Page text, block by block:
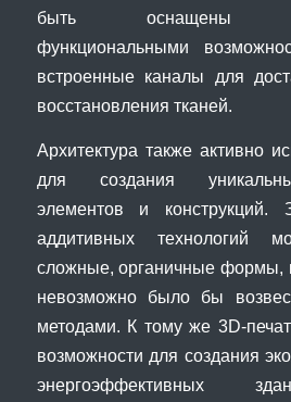
быть оснащены
функциональными
встроенные каналы для
восстановления тканей.
Архитектура также активно
для создания
элементов и
аддитивных технологий
сложные, органичные формы,
невозможно было бы
методами. К тому же 3D-
возможности для создания
энергоэффективных